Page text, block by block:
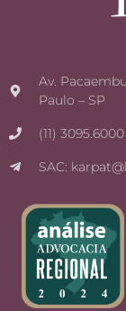
Av.
Paulo – SP
(11) 3095.6000
SAC: